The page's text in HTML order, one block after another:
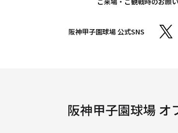
阪神甲子園球場公式SNS
阪神甲子園球場 オ